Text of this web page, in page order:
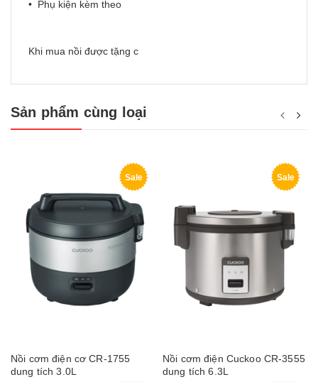
• Phụ kiện kèm theo
Khi mua nồi được tặng c
Sản phẩm cùng loại
Sale
Nồi cơm điện cơ CR-1755
dung tích 3.0L
Sale
Nồi cơm điện Cuckoo CR-3555
dung tích 6.3L